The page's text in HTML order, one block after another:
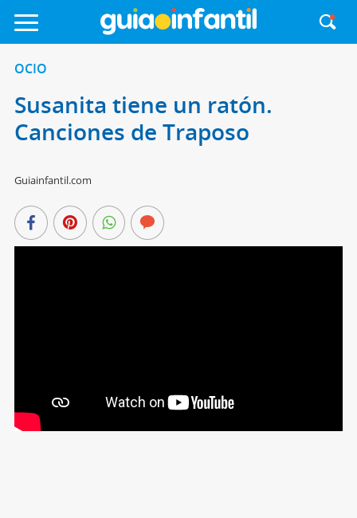
OCIO
Susanita tiene un ratón.
Canciones de Traposo
Guiainfantil.com